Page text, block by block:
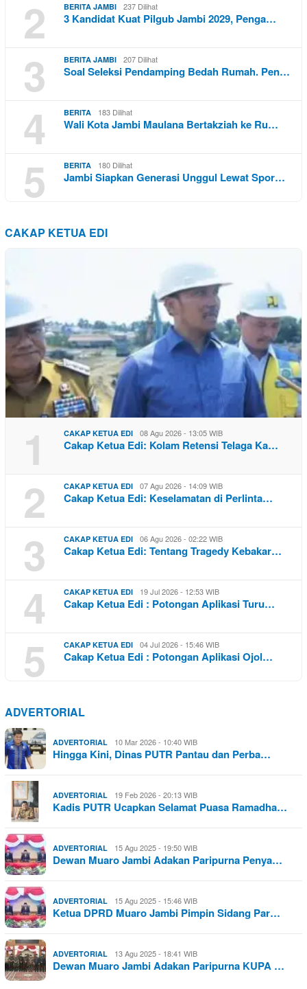
2 BERITA JAMBI 237 Dilihat
3 Kandidat Kuat Pilgub Jambi 2029, Penga…
3 BERITA JAMBI 207 Dilihat
Soal Seleksi Pendamping Bedah Rumah. Pen…
4 BERITA 183 Dilihat
Wali Kota Jambi Maulana Bertakziah ke Ru…
5 BERITA 180 Dilihat
Jambi Siapkan Generasi Unggul Lewat Spor…
CAKAP KETUA EDI
1 CAKAP KETUA EDI 08 Agu 2026 - 13:05 WIB
Cakap Ketua Edi: Kolam Retensi Telaga Ka…
2 CAKAP KETUA EDI 07 Agu 2026 - 14:09 WIB
Cakap Ketua Edi: Keselamatan di Perlinta…
3 CAKAP KETUA EDI 06 Agu 2026 - 02:22 WIB
Cakap Ketua Edi: Tentang Tragedy Kebakar…
4 CAKAP KETUA EDI 19 Jul 2026 - 12:53 WIB
Cakap Ketua Edi : Potongan Aplikasi Turu…
5 CAKAP KETUA EDI 04 Jul 2026 - 15:46 WIB
Cakap Ketua Edi : Potongan Aplikasi Ojol…
ADVERTORIAL
ADVERTORIAL 10 Mar 2026 - 10:40 WIB
Hingga Kini, Dinas PUTR Pantau dan Perba…
ADVERTORIAL 19 Feb 2026 - 20:13 WIB
Kadis PUTR Ucapkan Selamat Puasa Ramadha…
ADVERTORIAL 15 Agu 2025 - 19:50 WIB
Dewan Muaro Jambi Adakan Paripurna Penya…
ADVERTORIAL 15 Agu 2025 - 15:46 WIB
Ketua DPRD Muaro Jambi Pimpin Sidang Par…
ADVERTORIAL 13 Agu 2025 - 18:41 WIB
Dewan Muaro Jambi Adakan Paripurna KUPA …